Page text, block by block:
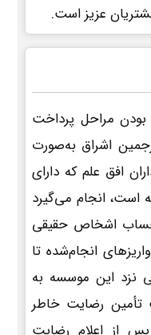
عزیز است.
بودن مراحل پرداخت
اشراق به‌صورت
افق علم که دارای
است، انجام می‌گیرد
اشخاص حقیقی
انجام‌شده تا
نزد این موسسه به
رضایت خاطر